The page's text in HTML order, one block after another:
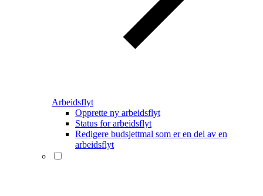
Arbeidsflyt
Opprette ny arbeidsflyt
Status for arbeidsflyt
Redigere budsjettmal som er en del av en
arbeidsflyt